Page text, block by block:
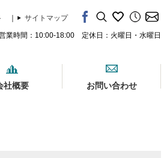
サイトマップ
業時間：10:00-18:00 定休日：火曜日・水曜日
社概要 お問い合わせ